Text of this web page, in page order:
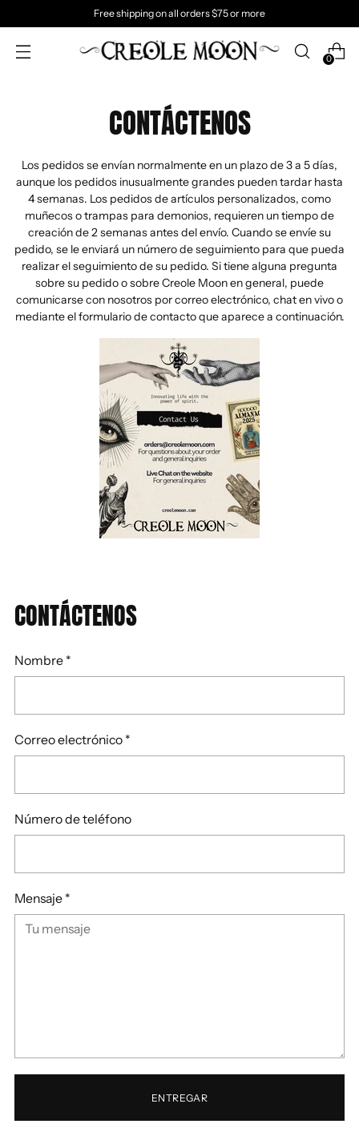
Free shipping on all orders $75 or more
0
CONTÁCTENOS
Los pedidos se envían normalmente en un plazo de 3 a 5 días,
aunque los pedidos inusualmente grandes pueden tardar hasta
4 semanas. Los pedidos de artículos personalizados, como
muñecos o trampas para demonios, requieren un tiempo de
creación de 2 semanas antes del envío. Cuando se envíe su
pedido, se le enviará un número de seguimiento para que pueda
realizar el seguimiento de su pedido. Si tiene alguna pregunta
sobre su pedido o sobre Creole Moon en general, puede
comunicarse con nosotros por correo electrónico, chat en vivo o
mediante el formulario de contacto que aparece a continuación.
CONTÁCTENOS
Nombre *
Correo electrónico *
Número de teléfono
Mensaje *
ENTREGAR